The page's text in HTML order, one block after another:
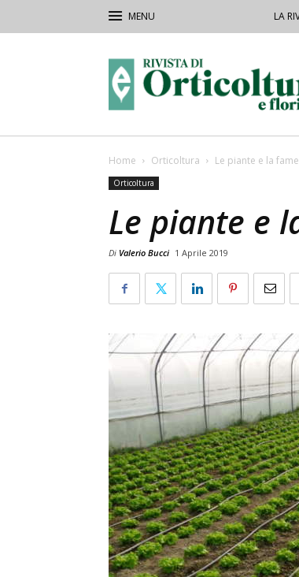
LA
Orticoltura
Home Orticoltura Le piante e la
Orticoltura
Le piante e
Di Valerio Bucci 1 Aprile 2019